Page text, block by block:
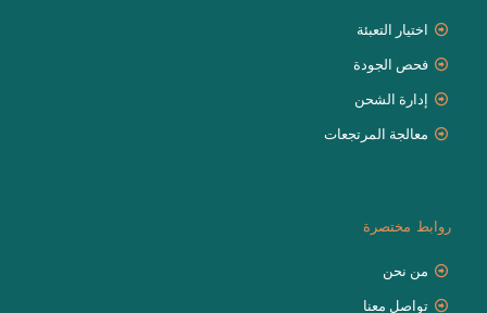
اختيار التعبئة
فحص الجودة
إدارة الشحن
معالجة المرتجعات
روابط مختصرة
من نحن
تواصل معنا